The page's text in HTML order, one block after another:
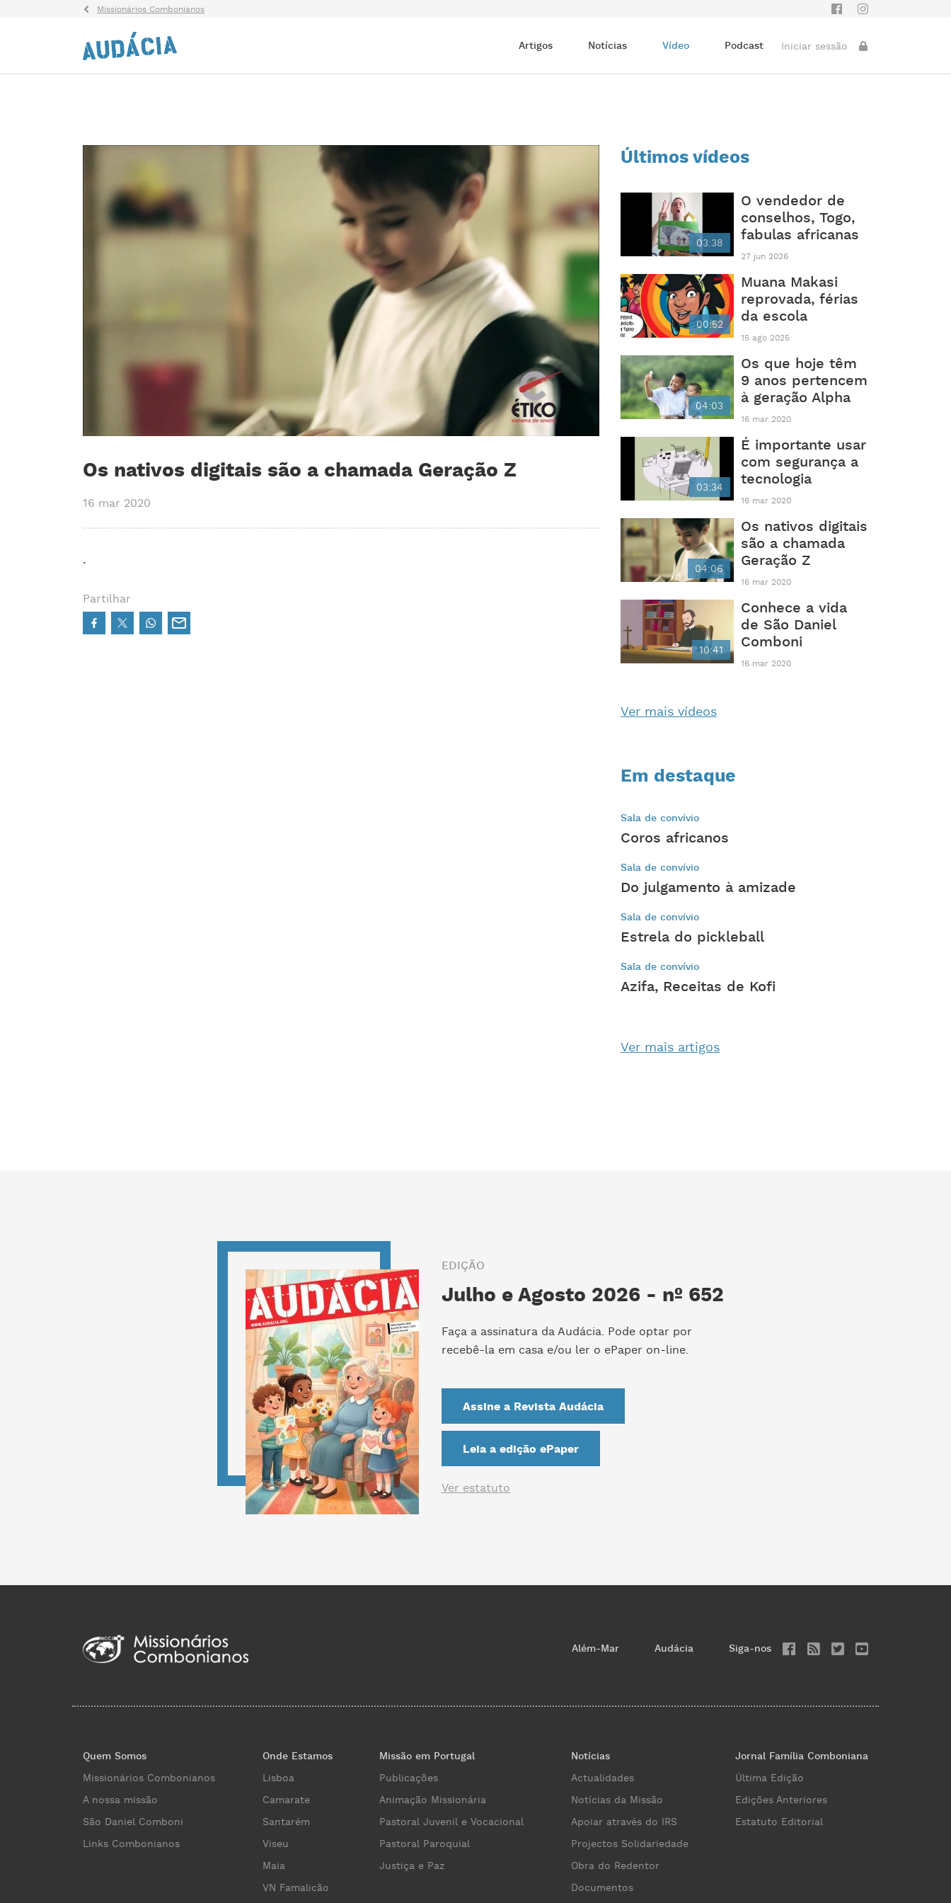
Missionários Combonianos
Artigos Notícias Vídeo Podcast Iniciar sessão
Os nativos digitais são a chamada Geração Z
16 mar 2020
.
Partilhar
Em destaque
Sala de convívio
Coros africanos
Sala de convívio
Do julgamento à amizade
Sala de convívio
Estrela do pickleball
Sala de convívio
Azifa, Receitas de Kofi
Ver mais artigos
Últimos vídeos
03:38
O vendedor de
conselhos, Togo,
fabulas africanas
27 jun 2026
00:52
Muana Makasi
reprovada, férias
da escola
15 ago 2025
04:03
Os que hoje têm
9 anos pertencem
à geração Alpha
16 mar 2020
03:34
É importante usar
com segurança a
tecnologia
16 mar 2020
04:06
Os nativos digitais
são a chamada
Geração Z
16 mar 2020
10:41
Conhece a vida
de São Daniel
Comboni
16 mar 2020
Ver mais vídeos
EDIÇÃO
Julho e Agosto 2026 - nº 652
Faça a assinatura da Audácia. Pode optar por
recebê-la em casa e/ou ler o ePaper on-line.
Assine a Revista Audácia
Leia a edição ePaper
Ver estatuto
Além-Mar Audácia Siga-nos
Quem Somos
Missionários Combonianos
A nossa missão
São Daniel Comboni
Links Combonianos
Onde Estamos
Lisboa
Camarate
Santarém
Viseu
Maia
VN Famalicão
Missão em Portugal
Publicações
Animação Missionária
Pastoral Juvenil e Vocacional
Pastoral Paroquial
Justiça e Paz
Notícias
Actualidades
Notícias da Missão
Apoiar através do IRS
Projectos Solidariedade
Obra do Redentor
Documentos
Jornal Família Comboniana
Última Edição
Edições Anteriores
Estatuto Editorial